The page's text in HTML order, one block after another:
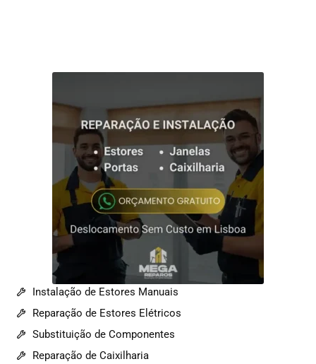
Instalação de Estores Manuais
Reparação de Estores Elétricos
Substituição de Componentes
Reparação de Caixilharia